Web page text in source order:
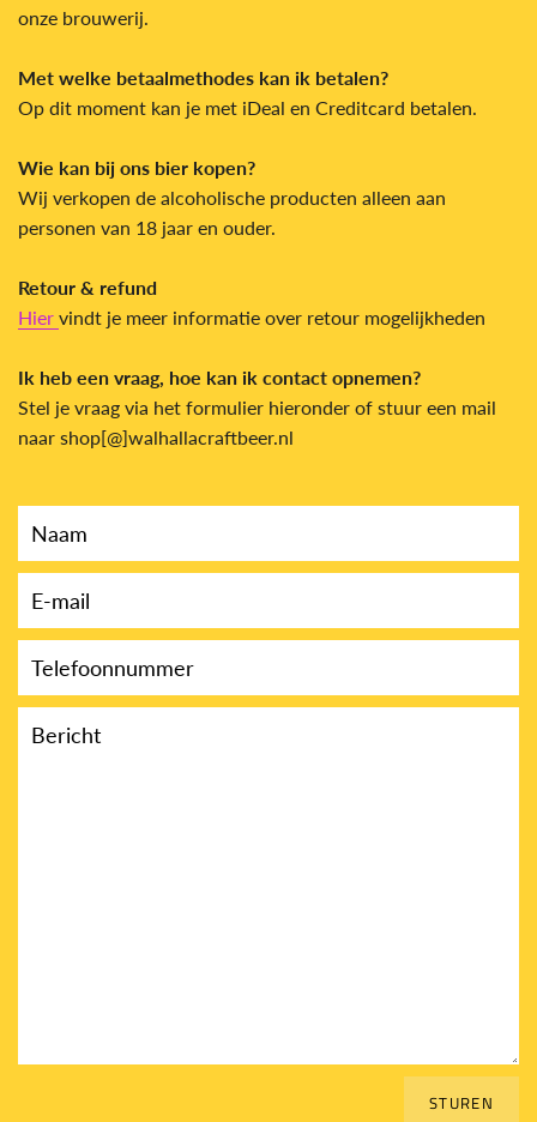
onze brouwerij.
Met welke betaalmethodes kan ik betalen?
Op dit moment kan je met iDeal en Creditcard betalen.
Wie kan bij ons bier kopen?
Wij verkopen de alcoholische producten alleen aan
personen van 18 jaar en ouder.
Retour & refund
Hier vindt je meer informatie over retour mogelijkheden
Ik heb een vraag, hoe kan ik contact opnemen?
Stel je vraag via het formulier hieronder of stuur een mail
naar shop[@]walhallacraftbeer.nl
Naam
E-
Telefoonnummer
Bericht